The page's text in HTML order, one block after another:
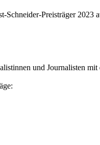
Preisträger 2023
und Journalisten